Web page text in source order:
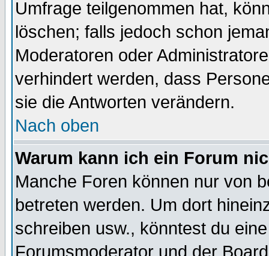
Umfrage teilgenommen hat,
löschen; falls jedoch schon
Moderatoren oder
verhindert werden, dass
sie die Antworten verändern.
Nach oben
Warum kann ich ein Forum
Manche Foren können nur von
betreten werden. Um dort
schreiben usw., könntest du
Forumsmoderator und der